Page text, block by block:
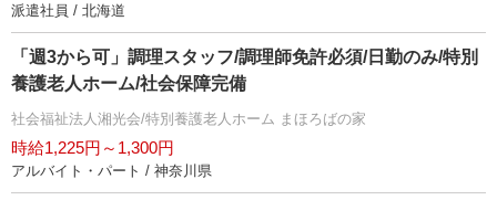
派遣社員 / 北海道
「週3から可」調理スタッフ/調理師免許必須/日勤のみ/特別
養護老人ホーム/社会保障完備
社会福祉法人湘光会/特別養護老人ホーム まほろばの家
時給1,225円～1,300円
アルバイト・パート / 神奈川県